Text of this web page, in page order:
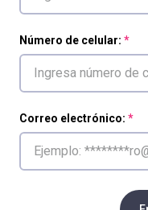
Número de celular:
Correo electrónico: